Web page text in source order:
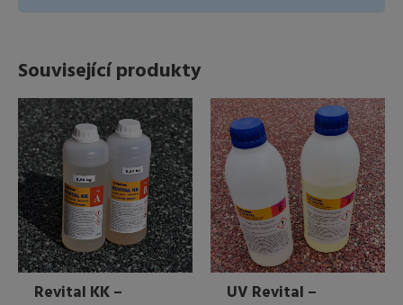
Související produkty
Revital KK – UV Revital –